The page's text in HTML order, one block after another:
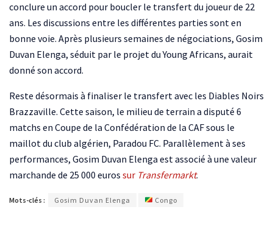
conclure un accord pour boucler le transfert du joueur de 22
ans. Les discussions entre les différentes parties sont en
bonne voie. Après plusieurs semaines de négociations, Gosim
Duvan Elenga, séduit par le projet du Young Africans, aurait
donné son accord.
Reste désormais à finaliser le transfert avec les Diables Noirs
Brazzaville. Cette saison, le milieu de terrain a disputé 6
matchs en Coupe de la Confédération de la CAF sous le
maillot du club algérien, Paradou FC. Parallèlement à ses
performances, Gosim Duvan Elenga est associé à une valeur
marchande de 25 000 euros sur Transfermarkt.
Mots-clés : Gosim Duvan Elenga Congo